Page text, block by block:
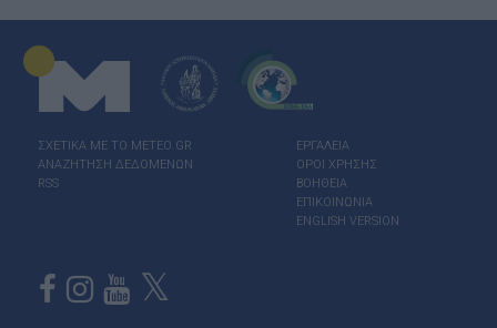
ΣΧΕΤΙΚΑ ΜΕ ΤΟ ΜΕΤΕΟ.GR
ΑΝΑΖΗΤΗΣΗ ΔΕΔΟΜΕΝΩΝ
RSS
ΕΡΓΑΛΕΙΑ
ΟΡΟΙ ΧΡΗΣΗΣ
ΒΟΗΘΕΙΑ
ΕΠΙΚΟΙΝΩΝΙΑ
ENGLISH VERSION